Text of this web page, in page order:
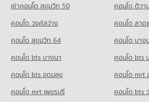
คอนโด รร.ถนอมพิศวิทยา
320 โครงการ
คอนโดให้เช่า รร.ถนอมพิศวิทยา
มีคอนโดให้เช่า 5,806 ประกาศ
ขายคอนโด รร.ถนอมพิศวิทยา
คอนโด รร.กุนนทีรุทธารามวิทยาคม
คอนโดให้เช่า ลาดพร้าวตอนกลาง โชคชัย 4 ลาดพร้
มีคอนโดให้เช่า 2,014 ประกาศ
ขายคอนโด ลาดพร้าวตอนกลาง โชคชัย 4 ลาดพร้
มีคอนโดขาย 1,061 ประกาศ
คอนโด โลตัสเอ็กเพลส(สุทธิสาร)
603 โครงการ
คอนโดให้เช่า โลตัสเอ็กเพลส(สุทธิสาร)
เช่าคอนโด สุขุมวิท 50
คอนโด ติวา
คอนโด วงศ์สว่าง
คอนโด ลาด
คอนโด สุขุมวิท 64
คอนโด บาง
คอนโด bts บางนา
คอนโด bts
คอนโด bts อุดมสุข
คอนโด mrt
คอนโด mrt เพชรบุรี
คอนโด bts